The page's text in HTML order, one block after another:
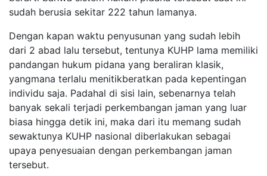
sudah berusia sekitar 222 tahun lamanya.
Dengan kapan waktu penyusunan yang sudah lebih
dari 2 abad lalu tersebut, tentunya KUHP lama memiliki
pandangan hukum pidana yang beraliran klasik,
yangmana terlalu menitikberatkan pada kepentingan
individu saja. Padahal di sisi lain, sebenarnya telah
banyak sekali terjadi perkembangan jaman yang luar
biasa hingga detik ini, maka dari itu memang sudah
sewaktunya KUHP nasional diberlakukan sebagai
upaya penyesuaian dengan perkembangan jaman
tersebut.